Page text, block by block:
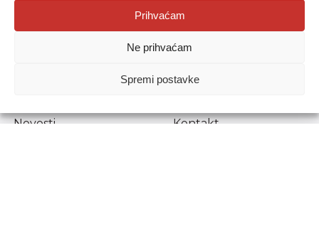
Prihvaćam
Ne prihvaćam
Spremi postavke
Agencija za odgoj i obrazovanje
Donje Svetice 38, 10000 Zagreb
1778129
Prenošenje sadržaja dopušteno je uz navođenje izvora.
Novosti
Kontakt